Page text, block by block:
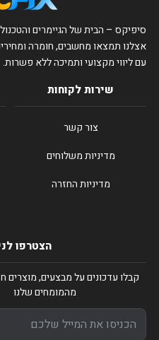
סיפיקס – הבית של הגיימרים
אצלנו תמצאו מחשבים, חומרה
עם ליווי מקצועי ותמיכה ללא פשרות.
שירות לקוחות
צור קשר
מדיניות משלוחים
מדיניות החזרה
הצטרפו
קבלו עדכונים על מבצעים, מוצרים
מהמומחים שלנו